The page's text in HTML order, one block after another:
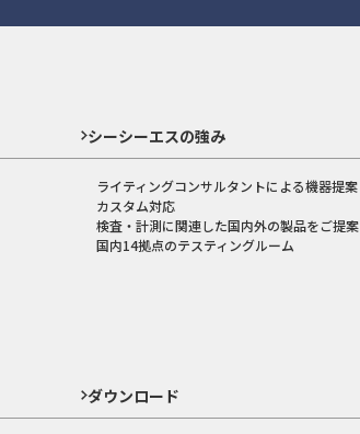
シーシーエスの強み
ライティングコンサルタントによる機器提案
カスタム対応
検査・計測に関連した国内外の製品をご提案
国内14拠点のテスティングルーム
ダウンロード